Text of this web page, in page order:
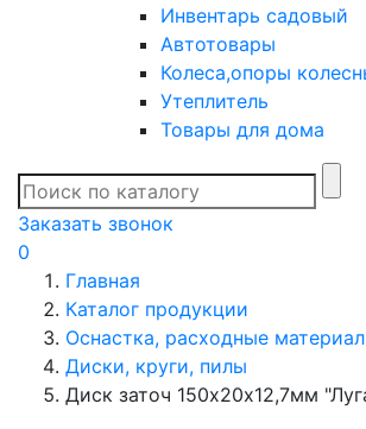
Инвентарь садовый
Автотовары
Колеса,опоры
Утеплитель
Товары для дома
Заказать звонок
0
Главная
Каталог продукции
Оснастка, расходные
Диски, круги, пилы
Диск заточ 150х20х12,7мм